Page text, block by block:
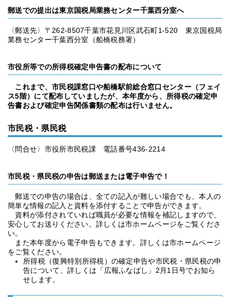
郵送での提出は東京国税局業務センター千葉西分室へ
〈郵送先〉〒262-8507千葉市花見川区武石町1-520 東京国税局
業務センター千葉西分室（船橋税務署）
市役所等での所得税確定申告書の配布について
これまで、市民税課窓口や船橋駅前総合窓口センター（フェイ
ス5階）にて配布していましたが、本年度から、所得税の確定申
告書および確定申告関係書類の配布は行いません。
市民税・県民税
〈問合せ〉市役所市民税課 電話番号436-2214
市民税・県民税の申告は郵送または電子申告で！
郵送での申告の場合は、全ての記入が難しい場合でも、本人の
簡単な情報の記入と資料を添付することで申告ができます。
資料が添付されていれば職員が必要な情報を補記しますので、
安心してお送りください。詳しくは市ホームページをご覧くださ
い。
また本年度から電子申告もできます。詳しくは市ホームページ
をご覧ください。
所得税（復興特別所得税）の確定申告や市民税・県民税の申
告について、詳しくは「広報ふなばし」2月1日号でお知ら
せします。